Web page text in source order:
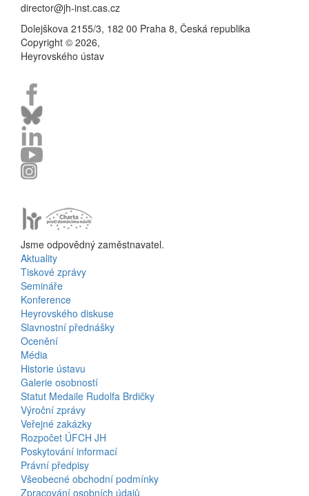
director@jh-inst.cas.cz
Dolejškova 2155/3, 182 00 Praha 8, Česká republika
Copyright © 2026,
Heyrovského ústav
Jsme odpovědný zaměstnavatel.
Bottom
Menu
Activities
Aktuality
Tiskové zprávy
Semináře
Konference
Heyrovského diskuse
Slavnostní přednášky
Ocenění
Média
Historie ústavu
Galerie osobností
Statut Medaile Rudolfa Brdičky
Bottom
Menu
About
Výroční zprávy
Veřejné zakázky
Rozpočet ÚFCH JH
Poskytování informací
Právní předpisy
Všeobecné obchodní podmínky
Zpracování osobních údajů